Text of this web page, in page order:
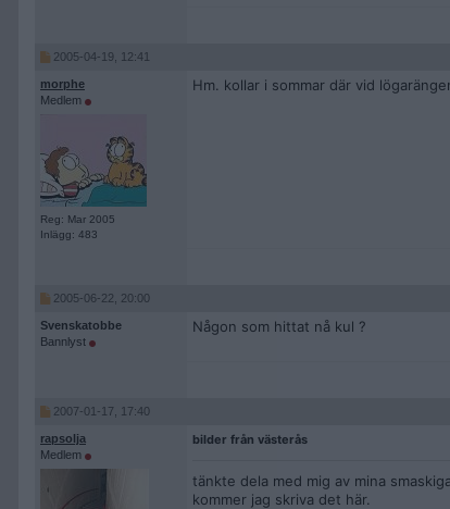
2005-04-19, 12:41
morphe
Medlem
Reg: Mar 2005
Inlägg: 483
Hm. kollar i sommar där vid
2005-06-22, 20:00
Svenskatobbe
Bannlyst
Någon som hittat nå kul ?
2007-01-17, 17:40
rapsolja
Medlem
bilder från västerås
tänkte dela med mig av mina
kommer jag skriva det här.